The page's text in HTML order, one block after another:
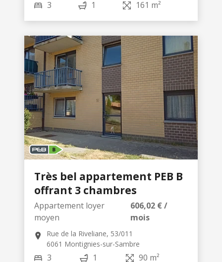
3 1 161 m²
Très bel appartement PEB B
offrant 3 chambres
3 1 90 m²
Appartement loyer
moyen
606,02 € /
mois
Rue de la Riveliane, 53/011
6061 Montignies-sur-Sambre